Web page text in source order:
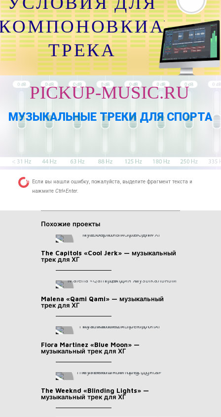
ТРЕКА
PICKUP-MUSIC.RU
МУЗЫКАЛЬНЫЕ ТРЕКИ ДЛЯ СПОРТА
Если вы нашли ошибку, пожалуйста, выделите фрагмент текста и
нажмите Ctrl+Enter.
Похожие проекты
The Capitols «Cool Jerk» — музыкальный
трек для ХГ
Malena «Qami Qami» — музыкальный
трек для ХГ
Flora Martinez «Blue Moon» —
музыкальный трек для ХГ
The Weeknd «Blinding Lights» —
музыкальный трек для ХГ